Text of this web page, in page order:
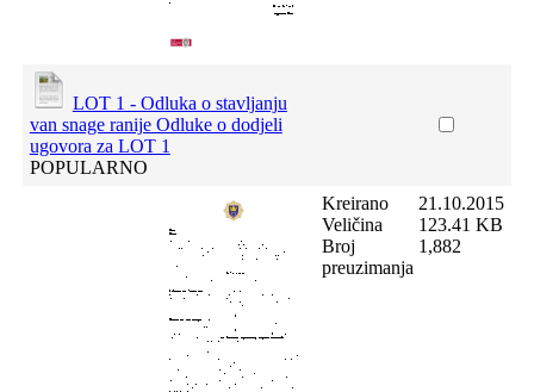
LOT 1 - Odluka o stavljanju
van snage ranije Odluke o dodjeli
ugovora za LOT 1
POPULARNO
Kreirano
Veličina
Broj
preuzimanja
21.10.2015
123.41 KB
1,882